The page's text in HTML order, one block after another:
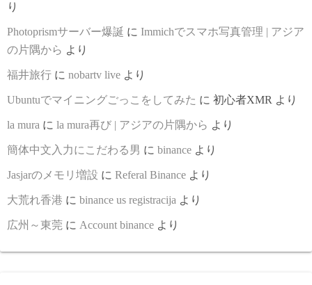
り
Photoprismサーバー爆誕 に Immichでスマホ写真管理 | アジア
の片隅から より
福井旅行 に nobartv live より
Ubuntuでマイニングごっこをしてみた に 初心者XMR より
la mura に la mura再び | アジアの片隅から より
簡体中文入力にこだわる男 に binance より
Jasjarのメモリ増設 に Referal Binance より
大荒れ香港 に binance us registracija より
広州～東莞 に Account binance より